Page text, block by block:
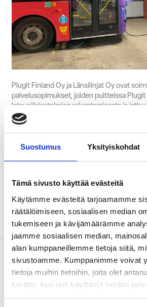
Suostumus Yksityiskohdat
Tämä sivusto käyttää evästeitä
Käytämme evästeitä tarjoamamme
räätälöimiseen, sosiaalisen median
tukemiseen ja kävijämäärämme
jaamme sosiaalisen median,
alan kumppaneillemme tietoja siitä,
sivustoamme. Kumppanimme voivat
tietoja muihin tietoihin, joita olet
kerätty, kun olet käyttänyt heidän
Plugit Finland Oy ja Länsilinjat Oy ovat
palvelusopimukset, joiden puitteissa Plugit
latausjärjestelmien rakentamisesta ja
Tämä vapauttaa Länsilinjat keskittymään
ydintoimintaansa – tarjoten matkustajille
ympäristöystävällisiä
Länsilinjojen sähköbussit Tampereella ja
liikkeessä ja kaupunkiliikenne toimii
tulevaisuudessa.
Lue seuraavaksi